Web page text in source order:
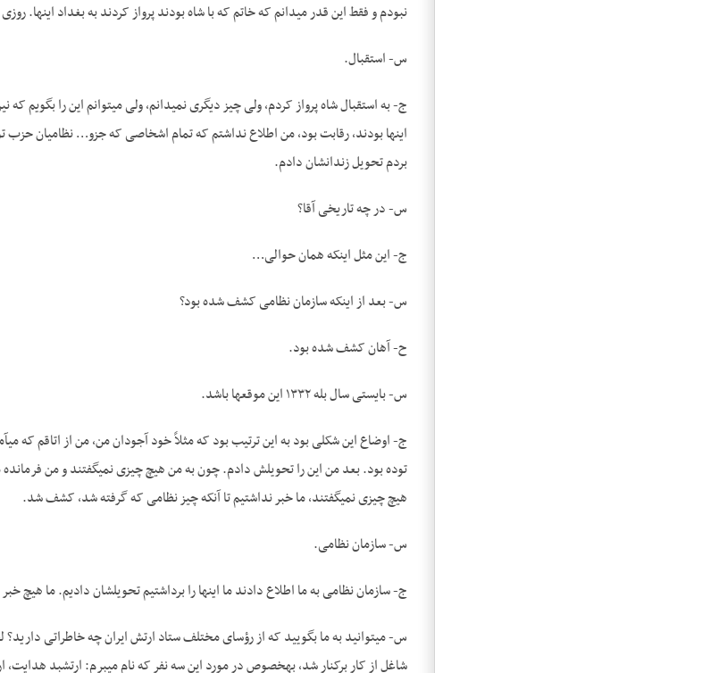
نبودم و فقط این قدر می­دانم که خاتم که با شاه بودند پرواز کردند به بغداد اینها.
س- استقبال.
ج- به استقبال شاه پرواز کردم، ولی چیز دیگری نمی­دانم، ولی می­توانم این را بگویم
اینها بودند، رقابت بود، من اطلاع نداشتم که تمام اشخاصی که جزو… نظامیان حزب
بردم تحویل زندانشان دادم.
س- در چه تاریخی آقا؟
ج- این مثل اینکه همان حوالی…
س- بعد از اینکه سازمان نظامی کشف شده بود؟
ح- آهان کشف شده بود.
س- بایستی سال بله ۱۳۳۲ این موقع­ها باشد.
ج- اوضاع این شکلی بود به این ترتیب بود که مثلاً خود آجودان من، من از اتاقم
توده بود. بعد من این را تحویلش دادم. چون به من هیچ چیزی نمی­گفتند و من
هیچ چیزی نمی­گفتند، ما خبر نداشتیم تا آنکه چیز نظامی که گرفته شد، کشف شد.
س- سازمان نظامی.
ج- سازمان نظامی به ما اطلاع دادند ما اینها را برداشتیم تحویلشان دادیم. ما هیچ
س- می­توانید به ما بگویید که از رؤسای مختلف ستاد ارتش ایران چه خاطراتی دارید؟
شاغل از کار برکنار شد، به­خصوص در مورد این سه نفر که نام می­برم: ارتشبد هدایت،